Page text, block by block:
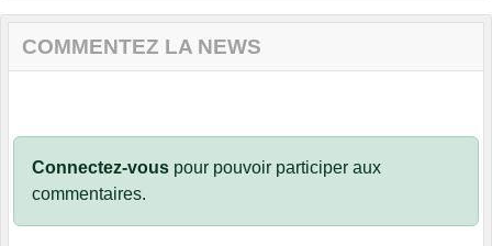
COMMENTEZ LA NEWS
Connectez-vous pour pouvoir participer aux
commentaires.